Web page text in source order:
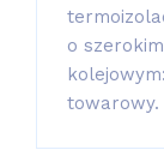
o
towarowy.